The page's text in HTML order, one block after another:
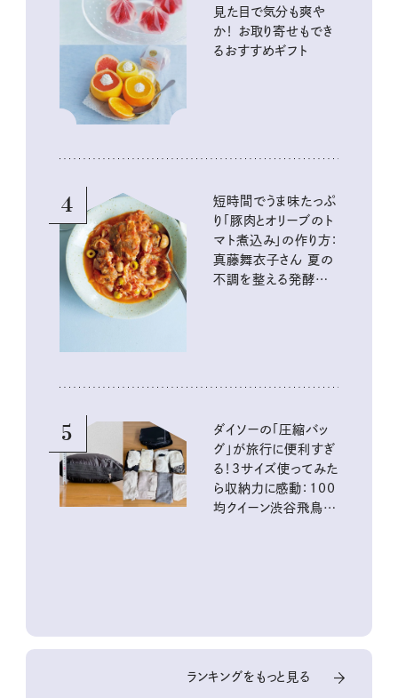
見た目で気分も爽や
か！ お取り寄せもでき
るおすすめギフト
4
短時間でうま味たっぷ
り「豚肉とオリーブのト
マト煮込み」の作り方：
真藤舞衣子さん 夏の
不調を整える発酵レ
5
ダイソーの「圧縮バッ
グ」が旅行に便利すぎ
る！3サイズ使ってみた
ら収納力に感動：100
均クイーン渋谷飛鳥の
ランキングをもっと見る